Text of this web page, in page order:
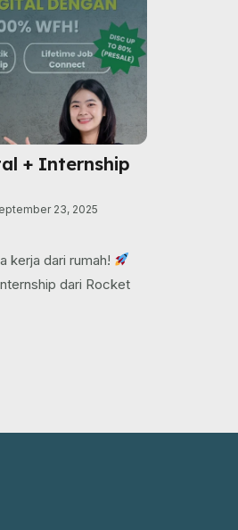
+ Internship
23, 2025
kerja dari rumah!
dari Rocket